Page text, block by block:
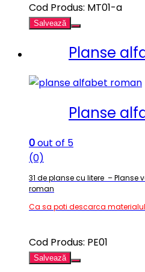
Cod Produs: MT01-a
Salvează
Planse
Planse
0out of 5
(0)
31 de planse cu litere – Planse
roman
Ca sa poti descarca
Cod Produs: PE01
Salvează